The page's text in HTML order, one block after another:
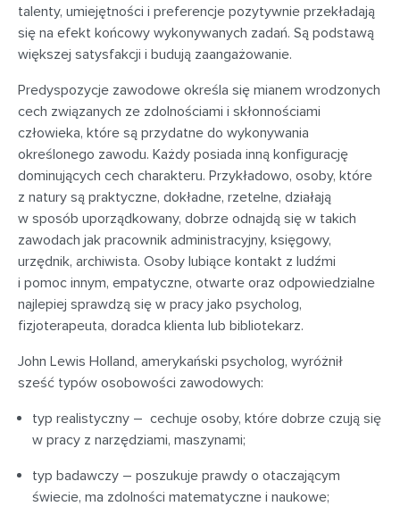
talenty, umiejętności i preferencje pozytywnie przekładają
się na efekt końcowy wykonywanych zadań. Są podstawą
większej satysfakcji i budują zaangażowanie.
Predyspozycje zawodowe określa się mianem wrodzonych
cech związanych ze zdolnościami i skłonnościami
człowieka, które są przydatne do wykonywania
określonego zawodu. Każdy posiada inną konfigurację
dominujących cech charakteru. Przykładowo, osoby, które
z natury są praktyczne, dokładne, rzetelne, działają
w sposób uporządkowany, dobrze odnajdą się w takich
zawodach jak pracownik administracyjny, księgowy,
urzędnik, archiwista. Osoby lubiące kontakt z ludźmi
i pomoc innym, empatyczne, otwarte oraz odpowiedzialne
najlepiej sprawdzą się w pracy jako psycholog,
fizjoterapeuta, doradca klienta lub bibliotekarz.
John Lewis Holland, amerykański psycholog, wyróżnił
sześć typów osobowości zawodowych:
typ realistyczny – cechuje osoby, które dobrze czują się
w pracy z narzędziami, maszynami;
typ badawczy – poszukuje prawdy o otaczającym
świecie, ma zdolności matematyczne i naukowe;